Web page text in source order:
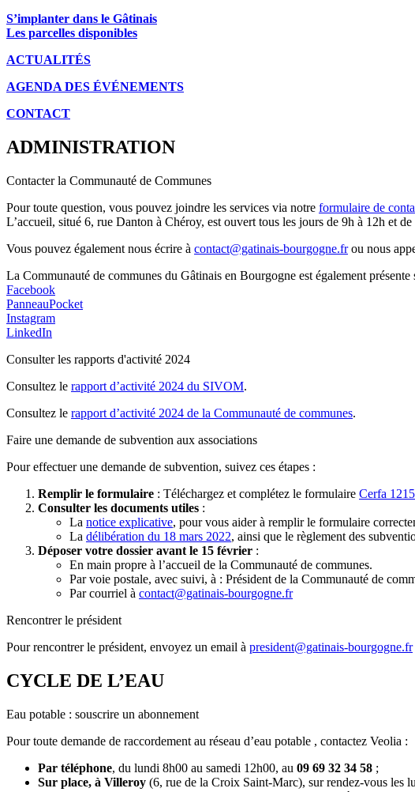
S’implanter dans le Gâtinais
Les parcelles disponibles
ACTUALITÉS
AGENDA DES ÉVÉNEMENTS
CONTACT
ADMINISTRATION
Contacter la Communauté de Communes
Pour toute question, vous pouvez joindre les services via notre formulaire de
L’accueil, situé 6, rue Danton à Chéroy, est ouvert tous les jours de 9h à 12h et
Vous pouvez également nous écrire à contact@gatinais-bourgogne.frou nous
La Communauté de communes du Gâtinais en Bourgogne est également
Facebook
PanneauPocket
Instagram
LinkedIn
Consulter les rapports d'activité 2024
Consultez le rapport d’activité 2024 du SIVOM.
Consultez le rapport d’activité 2024 de la Communauté de communes.
Faire une demande de subvention aux associations
Pour effectuer une demande de subvention, suivez ces étapes :
Remplir le formulaire : Téléchargez et complétez le formulaire Cerfa
Consulter les documents utiles :
La notice explicative, pour vous aider à remplir le formulaire
La délibération du 18 mars 2022, ainsi que le règlement des
Déposer votre dossier avant le 15 février :
En main propre à l’accueil de la Communauté de communes.
Par voie postale, avec suivi, à : Président de la Communauté de
Par courriel à contact@gatinais-bourgogne.fr
Rencontrer le président
Pour rencontrer le président, envoyez un email à president@gatinais-bourgogne.fr
CYCLE DE L’EAU
Eau potable : souscrire un abonnement
Pour toute demande de raccordement au réseau d’eau potable , contactez Veolia :
Par téléphone, du lundi 8h00 au samedi 12h00, au 09 69 32 34 58 ;
Sur place, à Villeroy (6, rue de la Croix Saint-Marc), sur rendez-vous les